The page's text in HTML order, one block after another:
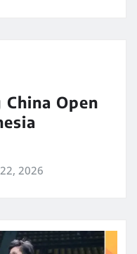
Open
2026